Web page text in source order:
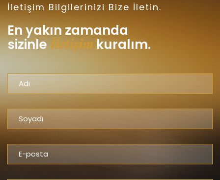
İletişim Bilgilerinizi Bize İletin.
En yakın zamanda
sizinleİletişim kuralım.